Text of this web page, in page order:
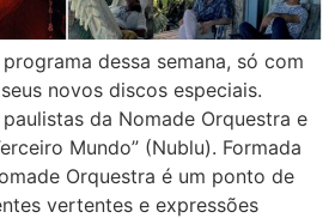
dessa semana, só com
novos discos especiais.
da Nomade Orquestra e
Mundo” (Nublu). Formada
Orquestra é um ponto de
vertentes e expressões